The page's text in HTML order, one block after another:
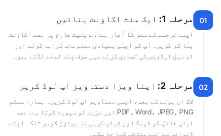
01 مرحلہ 1: ایک مفت اکاؤنٹ بنائیں
اپنے ترجمے کے سفر کا آغاز ہمارے پلیٹ فارم پر مفت اکاؤنٹ
بنا کر کریں۔ آپ کو اپنی بنیادی معلومات فراہم کرنے اور
ای میل ایڈریس کی تصدیق کرنے میں صرف چند لمحے لگتے ہیں۔
02 مرحلہ 2: اپنا ویزا دستاویز اپ لوڈ کریں
لاگ ان ہونے کے بعد، اپنی دستاویز اپ لوڈ کریں۔ ہمارا سسٹم
PDF، Word، JPEG، PNG اور مزید کو سپورٹ کرتا ہے۔ بس
اپنی فائل کو ڈریگ اور ڈراپ کریں یا براؤز کریں تاکہ اپنے
ڈیوائس سے اسے منتخب کیا جا سکے۔